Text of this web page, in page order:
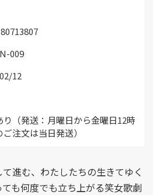
009
12
り（発送：月曜日から金曜日12時
ご注文は当日発送）
進む、わたしたちの生きてゆく
も何度でも立ち上がる笑女歌劇